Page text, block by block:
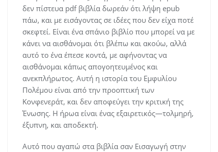
δεν πίστευα pdf βιβλία δωρεάν ότι λήψη epub
πάω, και με εισάγοντας σε ιδέες που δεν είχα ποτέ
σκεφτεί. Είναι ένα σπάνιο βιβλίο που μπορεί να με
κάνει να αισθάνομαι ότι βλέπω και ακούω, αλλά
αυτό το ένα έπεσε κοντά, με αφήνοντας να
αισθάνομαι κάπως απογοητευμένος και
ανεκπλήρωτος. Αυτή η ιστορία του Εμφυλίου
Πολέμου είναι από την προοπτική των
Κονφενεράτ, και δεν αποφεύγει την κριτική της
Ένωσης. Η ήρωα είναι ένας εξαιρετικός—τολμηρή,
έξυπνη, και αποδεκτή.
Αυτό που αγαπώ στα βιβλία σαν Εισαγωγή στην